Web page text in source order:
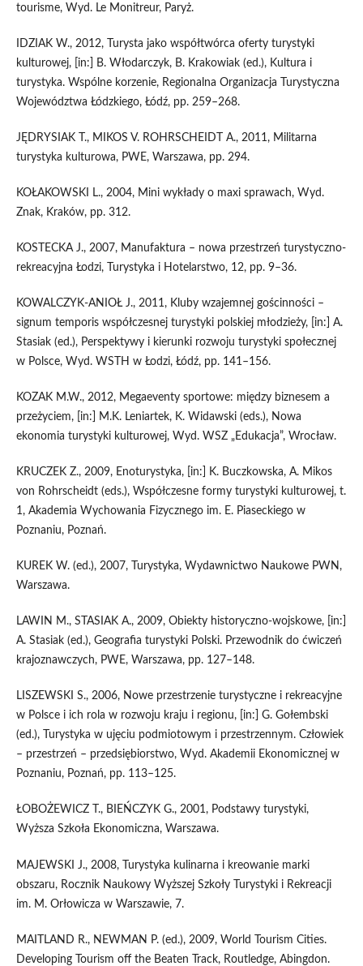
tourisme, Wyd. Le Monitreur, Paryż.
IDZIAK W., 2012, Turysta jako współtwórca oferty turystyki
kulturowej, [in:] B. Włodarczyk, B. Krakowiak (ed.), Kultura i
turystyka. Wspólne korzenie, Regionalna Organizacja Turystyczna
Województwa Łódzkiego, Łódź, pp. 259–268.
JĘDRYSIAK T., MIKOS V. ROHRSCHEIDT A., 2011, Militarna
turystyka kulturowa, PWE, Warszawa, pp. 294.
KOŁAKOWSKI L., 2004, Mini wykłady o maxi sprawach, Wyd.
Znak, Kraków, pp. 312.
KOSTECKA J., 2007, Manufaktura – nowa przestrzeń turystyczno-
rekreacyjna Łodzi, Turystyka i Hotelarstwo, 12, pp. 9–36.
KOWALCZYK-ANIOŁ J., 2011, Kluby wzajemnej gościnności –
signum temporis współczesnej turystyki polskiej młodzieży, [in:] A.
Stasiak (ed.), Perspektywy i kierunki rozwoju turystyki społecznej
w Polsce, Wyd. WSTH w Łodzi, Łódź, pp. 141–156.
KOZAK M.W., 2012, Megaeventy sportowe: między biznesem a
przeżyciem, [in:] M.K. Leniartek, K. Widawski (eds.), Nowa
ekonomia turystyki kulturowej, Wyd. WSZ „Edukacja”, Wrocław.
KRUCZEK Z., 2009, Enoturystyka, [in:] K. Buczkowska, A. Mikos
von Rohrscheidt (eds.), Współczesne formy turystyki kulturowej, t.
1, Akademia Wychowania Fizycznego im. E. Piaseckiego w
Poznaniu, Poznań.
KUREK W. (ed.), 2007, Turystyka, Wydawnictwo Naukowe PWN,
Warszawa.
LAWIN M., STASIAK A., 2009, Obiekty historyczno-wojskowe, [in:]
A. Stasiak (ed.), Geografia turystyki Polski. Przewodnik do ćwiczeń
krajoznawczych, PWE, Warszawa, pp. 127–148.
LISZEWSKI S., 2006, Nowe przestrzenie turystyczne i rekreacyjne
w Polsce i ich rola w rozwoju kraju i regionu, [in:] G. Gołembski
(ed.), Turystyka w ujęciu podmiotowym i przestrzennym. Człowiek
– przestrzeń – przedsiębiorstwo, Wyd. Akademii Ekonomicznej w
Poznaniu, Poznań, pp. 113–125.
ŁOBOŻEWICZ T., BIEŃCZYK G., 2001, Podstawy turystyki,
Wyższa Szkoła Ekonomiczna, Warszawa.
MAJEWSKI J., 2008, Turystyka kulinarna i kreowanie marki
obszaru, Rocznik Naukowy Wyższej Szkoły Turystyki i Rekreacji
im. M. Orłowicza w Warszawie, 7.
MAITLAND R., NEWMAN P. (ed.), 2009, World Tourism Cities.
Developing Tourism off the Beaten Track, Routledge, Abingdon.